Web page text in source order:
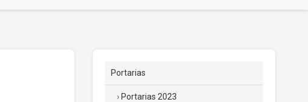
Portarias
Portarias 2023